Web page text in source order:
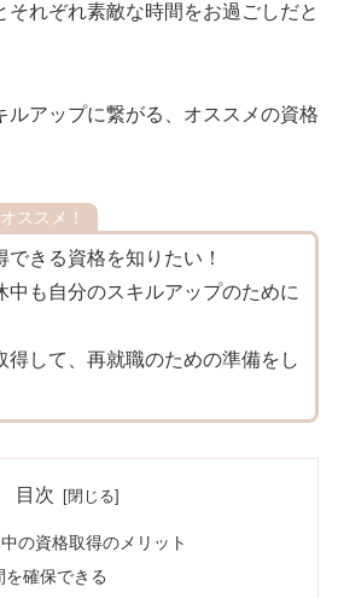
それぞれ素敵な時間をお過ごしだと
ルアップに繋がる、オススメの資格
ススメ！
できる資格を知りたい！
中も自分のスキルアップのために
得して、再就職のための準備をし
目次
の資格取得のメリット
を確保できる